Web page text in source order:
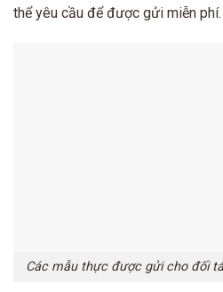
thể yêu cầu để được gửi miễn phí.
Các mẫu thực được gửi cho đối